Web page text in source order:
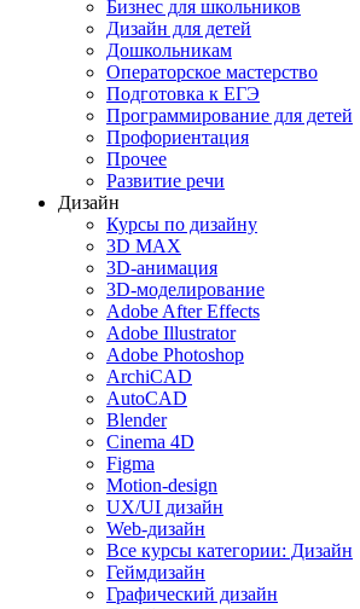
Бизнес для школьников
Дизайн для детей
Дошкольникам
Операторское мастерство
Подготовка к ЕГЭ
Программирование для детей
Профориентация
Прочее
Развитие речи
Дизайн
Курсы по дизайну
3D MAX
3D-анимация
3D-моделирование
Adobe After Effects
Adobe Illustrator
Adobe Photoshop
ArchiCAD
AutoCAD
Blender
Cinema 4D
Figma
Motion-design
UX/UI дизайн
Web-дизайн
Все курсы категории: Дизайн
Геймдизайн
Графический дизайн